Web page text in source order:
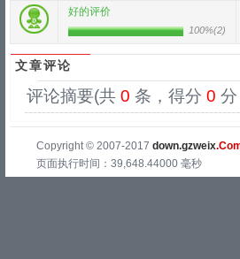
好的评价
100%(2)
文章评论
评论摘要(共 0 条，得分 0
Copyright © 2007-2017 down.gzweix
页面执行时间：39,648.44000 毫秒